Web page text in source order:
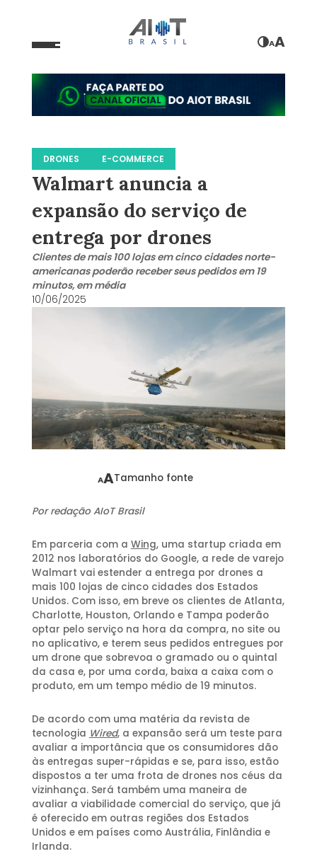
AA
DRONES E-COMMERCE
Walmart anuncia a
expansão do serviço de
entrega por drones
Clientes de mais 100 lojas em cinco cidades norte-
americanas poderão receber seus pedidos em 19
minutos, em média
10/06/2025
AATamanho fonte
Por redação AIoT Brasil
Em parceria com a Wing, uma startup criada em
2012 nos laboratórios do Google, a rede de varejo
Walmart vai estender a entrega por drones a
mais 100 lojas de cinco cidades dos Estados
Unidos. Com isso, em breve os clientes de Atlanta,
Charlotte, Houston, Orlando e Tampa poderão
optar pelo serviço na hora da compra, no site ou
no aplicativo, e terem seus pedidos entregues por
um drone que sobrevoa o gramado ou o quintal
da casa e, por uma corda, baixa a caixa com o
produto, em um tempo médio de 19 minutos.
De acordo com uma matéria da revista de
tecnologia Wired, a expansão será um teste para
avaliar a importância que os consumidores dão
às entregas super-rápidas e se, para isso, estão
dispostos a ter uma frota de drones nos céus da
vizinhança. Será também uma maneira de
avaliar a viabilidade comercial do serviço, que já
é oferecido em outras regiões dos Estados
Unidos e em países como Austrália, Finlândia e
Irlanda.